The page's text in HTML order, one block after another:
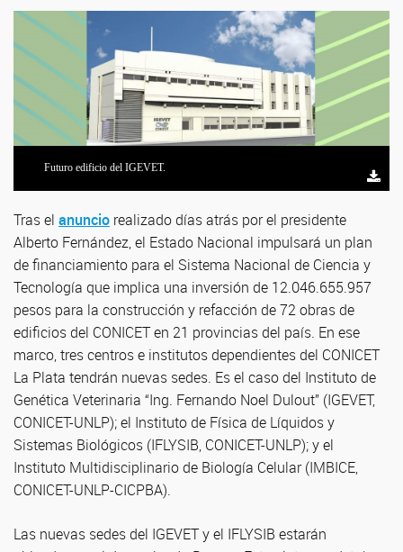
Futuro edificio del IGEVET.
Futuro edificio del IFLYSIB.
Futuro edificio del IMBICE.
Tras el anuncio realizado días atrás por el presidente
Alberto Fernández, el Estado Nacional impulsará un plan
de financiamiento para el Sistema Nacional de Ciencia y
Tecnología que implica una inversión de 12.046.655.957
pesos para la construcción y refacción de 72 obras de
edificios del CONICET en 21 provincias del país. En ese
marco, tres centros e institutos dependientes del CONICET
La Plata tendrán nuevas sedes. Es el caso del Instituto de
Genética Veterinaria “Ing. Fernando Noel Dulout” (IGEVET,
CONICET-UNLP); el Instituto de Física de Líquidos y
Sistemas Biológicos (IFLYSIB, CONICET-UNLP); y el
Instituto Multidisciplinario de Biología Celular (IMBICE,
CONICET-UNLP-CICPBA).
Las nuevas sedes del IGEVET y el IFLYSIB estarán